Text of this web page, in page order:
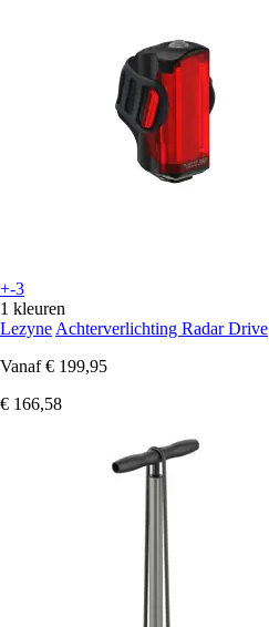
+-3
1 kleuren
Lezyne Achterverlichting Radar Drive
Vanaf € 199,95
€ 166,58